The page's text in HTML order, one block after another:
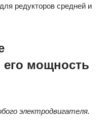
редукторов средней и
его мощность
электродвигателя.